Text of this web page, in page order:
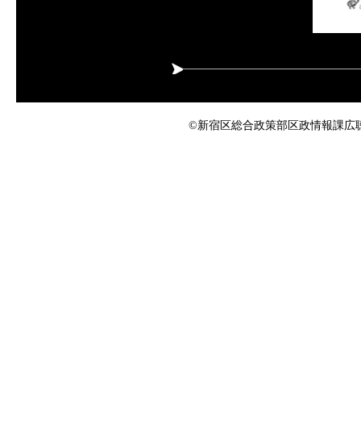
©新宿区総合政策部区政情報課広